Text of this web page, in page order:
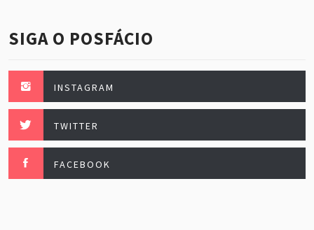
SIGA O POSFÁCIO
INSTAGRAM
TWITTER
FACEBOOK